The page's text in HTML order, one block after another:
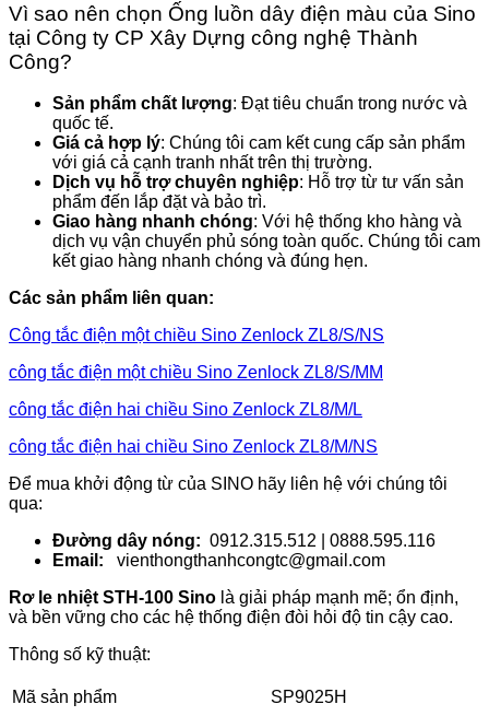
Vì sao nên chọn Ống luồn dây điện màu của Sino
tại Công ty CP Xây Dựng công nghệ Thành
Công?
Sản phẩm chất lượng: Đạt tiêu chuẩn trong nước và
quốc tế.
Giá cả hợp lý: Chúng tôi cam kết cung cấp sản phẩm
với giá cả cạnh tranh nhất trên thị trường.
Dịch vụ hỗ trợ chuyên nghiệp: Hỗ trợ từ tư vấn sản
phẩm đến lắp đặt và bảo trì.
Giao hàng nhanh chóng: Với hệ thống kho hàng và
dịch vụ vận chuyển phủ sóng toàn quốc. Chúng tôi cam
kết giao hàng nhanh chóng và đúng hẹn.
Các sản phẩm liên quan:
Công tắc điện một chiều Sino Zenlock ZL8/S/NS
công tắc điện một chiều Sino Zenlock ZL8/S/MM
công tắc điện hai chiều Sino Zenlock ZL8/M/L
công tắc điện hai chiều Sino Zenlock ZL8/M/NS
Để mua khởi động từ của SINO hãy liên hệ với chúng tôi
qua:
Đường dây nóng: 0912.315.512 | 0888.595.116
Email: vienthongthanhcongtc@gmail.com
Rơ le nhiệt STH-100 Sino là giải pháp mạnh mẽ; ổn định,
và bền vững cho các hệ thống điện đòi hỏi độ tin cậy cao.
Thông số kỹ thuật:
Mã sản phẩm
SP9025H